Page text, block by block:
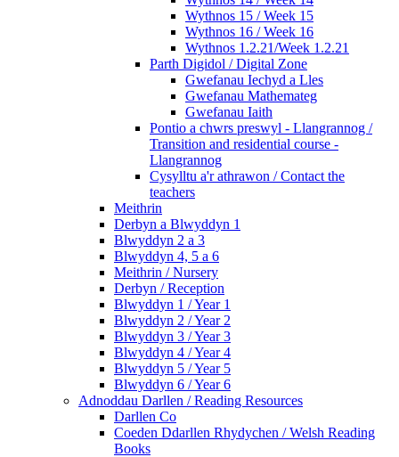
Wythnos 15 / Week 15
Wythnos 16 / Week 16
Wythnos 1.2.21/Week 1.2.21
Parth Digidol / Digital Zone
Gwefanau Iechyd a Lles
Gwefanau Mathemateg
Gwefanau Iaith
Pontio a chwrs preswyl - Llangrannog /
Transition and residential course -
Llangrannog
Cysylltu a'r athrawon / Contact the
teachers
Meithrin
Derbyn a Blwyddyn 1
Blwyddyn 2 a 3
Blwyddyn 4, 5 a 6
Meithrin / Nursery
Derbyn / Reception
Blwyddyn 1 / Year 1
Blwyddyn 2 / Year 2
Blwyddyn 3 / Year 3
Blwyddyn 4 / Year 4
Blwyddyn 5 / Year 5
Blwyddyn 6 / Year 6
Adnoddau Darllen / Reading Resources
Darllen Co
Coeden Ddarllen Rhydychen / Welsh Reading
Books